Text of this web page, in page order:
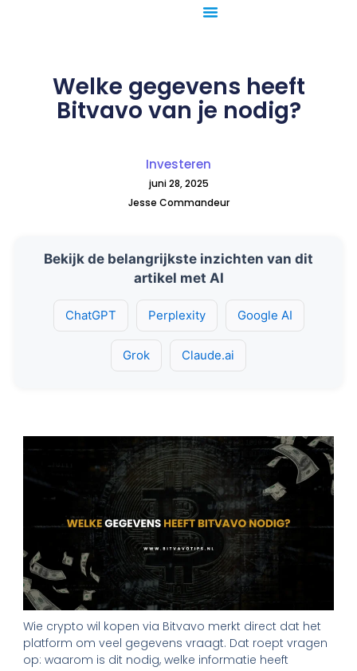
Welke gegevens heeft
Bitvavo van je nodig?
Investeren
juni 28, 2025
Jesse Commandeur
Bekijk de belangrijkste inzichten van dit
artikel met AI
ChatGPT Perplexity Google AI
Grok Claude.ai
Wie crypto wil kopen via Bitvavo merkt direct dat het
platform om veel gegevens vraagt. Dat roept vragen
op: waarom is dit nodig, welke informatie heeft